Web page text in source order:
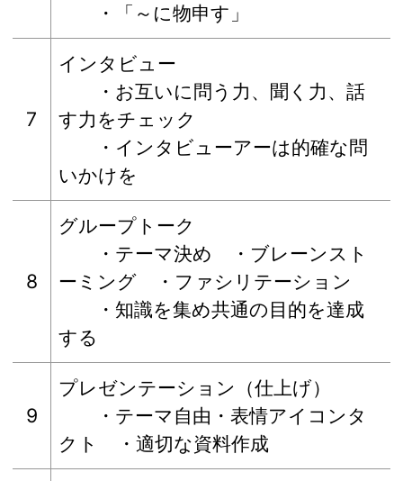
・「～に物申す」
7
インタビュー
・お互いに問う力、聞く力、話
す力をチェック
・インタビューアーは的確な問
いかけを
8
グループトーク
・テーマ決め ・ブレーンスト
ーミング ・ファシリテーション
・知識を集め共通の目的を達成
する
9
プレゼンテーション（仕上げ）
・テーマ自由・表情アイコンタ
クト ・適切な資料作成